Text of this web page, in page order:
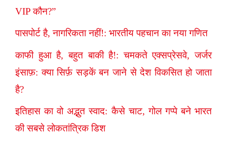
VIP कौन?”
पासपोर्ट है, नागरिकता नहीं!: भारतीय पहचान का नया गणित
काफी हुआ है, बहुत बाकी है!: चमकते एक्सप्रेसवे, जर्जर
इंसाफ़: क्या सिर्फ़ सड़कें बन जाने से देश विकसित हो जाता
है?
इतिहास का वो अद्भुत स्वाद: कैसे चाट, गोल गप्पे बने भारत
की सबसे लोकतांत्रिक डिश